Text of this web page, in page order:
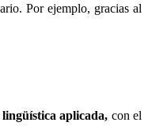
Por ejemplo, gracias al
aplicada, con el